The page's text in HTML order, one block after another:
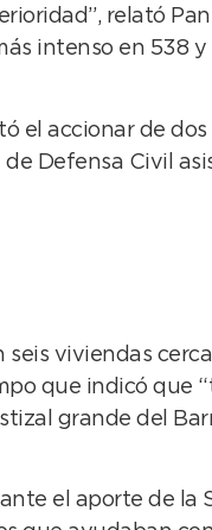
relató
intenso en 538
el accionar de
Defensa Civil
viviendas
que indicó que
grande del
el aporte de la